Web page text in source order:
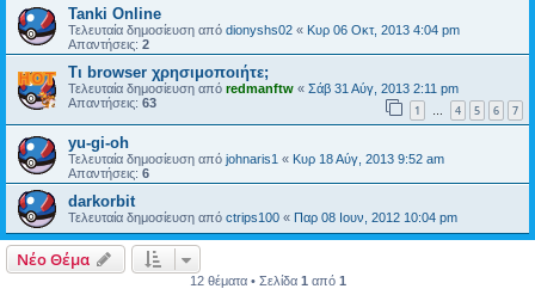
Tanki Online
Τελευταία δημοσίευση από dionyshs02 « Κυρ 06 Οκτ, 2013 4:04 pm
Απαντήσεις: 2
Τι browser χρησιμοποιήτε;
Τελευταία δημοσίευση από redmanftw « Σάβ 31 Αύγ, 2013 2:11 pm
Απαντήσεις: 63 1 … 4 5 6 7
yu-gi-oh
Τελευταία δημοσίευση από johnaris1 « Κυρ 18 Αύγ, 2013 9:52 am
Απαντήσεις: 6
darkorbit
Τελευταία δημοσίευση από ctrips100 « Παρ 08 Ιουν, 2012 10:04 pm
Νέο Θέμα
12 θέματα • Σελίδα 1 από 1